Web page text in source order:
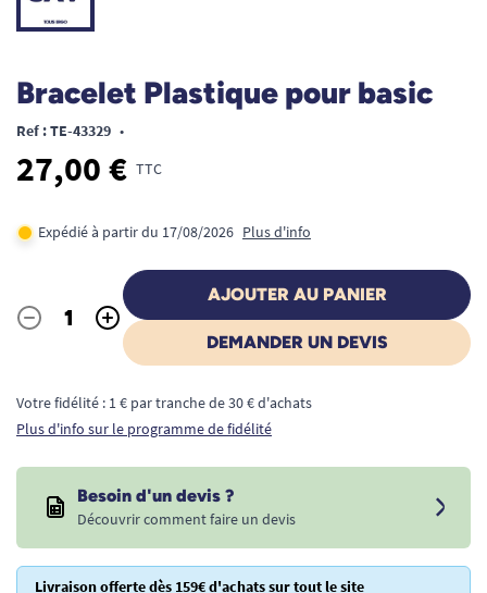
Bracelet Plastique pour basic
Ref : TE-43329 •
27,00 € TTC
Expédié à partir du 17/08/2026 Plus d'info
Quantité
- +
AJOUTER AU PANIER
DEMANDER UN DEVIS
Votre fidélité : 1 € par tranche de 30 € d'achats
Plus d'info sur le programme de fidélité
Besoin d'un devis ?
Découvrir comment faire un devis
Livraison offerte dès 159€ d'achats sur tout le site